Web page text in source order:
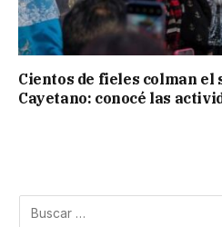
Cientos de fieles colman el
Cayetano: conocé las